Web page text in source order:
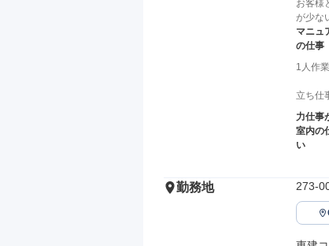
お客様
が少な
マニュ
の仕事
1人作
立ち仕
力仕事
室内の
い
勤務地 273-